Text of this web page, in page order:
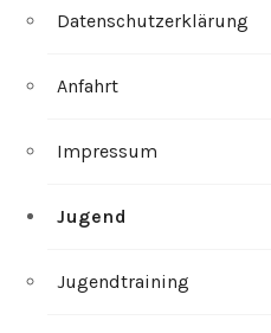
Datenschutzerklärung
Anfahrt
Impressum
Jugend
Jugendtraining